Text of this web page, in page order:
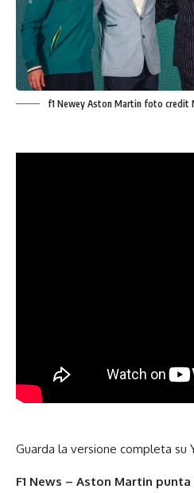
f1 Newey Aston Martin foto credit
Guarda la versione completa su
F1 News – Aston Martin